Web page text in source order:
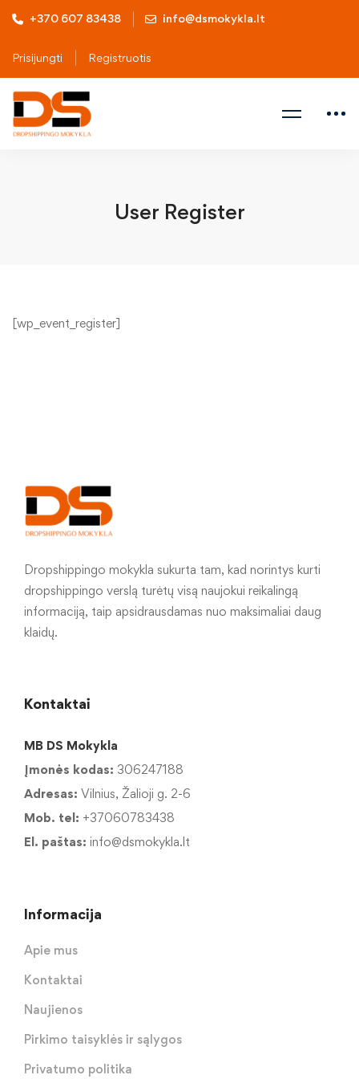
+370 607 83438 info@dsmokykla.lt
Prisijungti Registruotis
User Register
[wp_event_register]
Dropshippingo mokykla sukurta tam, kad norintys kurti
dropshippingo verslą turėtų visą naujokui reikalingą
informaciją, taip apsidrausdamas nuo maksimaliai daug
klaidų.
Kontaktai
MB DS Mokykla
Įmonės kodas: 306247188
Adresas: Vilnius, Žalioji g. 2-6
Mob. tel: +37060783438
El. paštas: info@dsmokykla.lt
Informacija
Apie mus
Kontaktai
Naujienos
Pirkimo taisyklės ir sąlygos
Privatumo politika